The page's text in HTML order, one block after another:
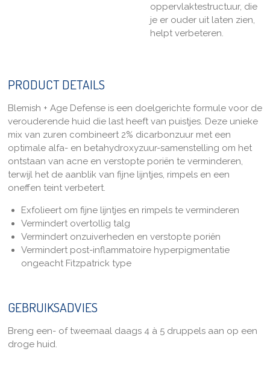
oppervlaktestructuur, die
je er ouder uit laten zien,
helpt verbeteren.
PRODUCT DETAILS
Blemish + Age Defense is een doelgerichte formule voor de
verouderende huid die last heeft van puistjes. Deze unieke
mix van zuren combineert 2% dicarbonzuur met een
optimale alfa- en betahydroxyzuur-samenstelling om het
ontstaan van acne en verstopte poriën te verminderen,
terwijl het de aanblik van fijne lijntjes, rimpels en een
oneffen teint verbetert.
Exfolieert om fijne lijntjes en rimpels te verminderen
Vermindert overtollig talg
Vermindert onzuiverheden en verstopte poriën
Vermindert post-inflammatoire hyperpigmentatie
ongeacht Fitzpatrick type
GEBRUIKSADVIES
Breng een- of tweemaal daags 4 à 5 druppels aan op een
droge huid.